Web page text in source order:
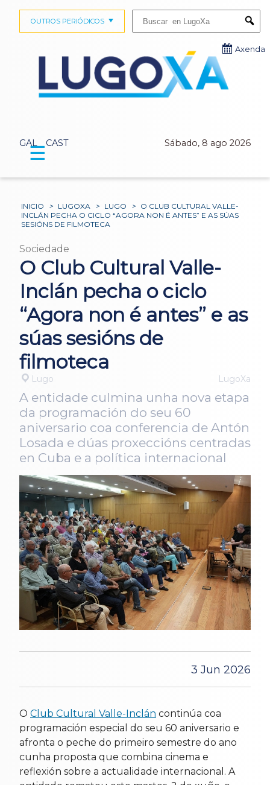
GAL CAST Sábado, 8 ago 2026
OUTROS PERIÓDICOS
Axenda
☰
INICIO > LUGOXA > LUGO > O CLUB CULTURAL VALLE-
INCLÁN PECHA O CICLO “AGORA NON É ANTES” E AS SÚAS
SESIÓNS DE FILMOTECA
Sociedade
O Club Cultural Valle-
Inclán pecha o ciclo
“Agora non é antes” e as
súas sesións de
filmoteca
Lugo LugoXa
A entidade culmina unha nova etapa
da programación do seu 60
aniversario coa conferencia de Antón
Losada e dúas proxeccións centradas
en Cuba e a política internacional
3 Jun 2026
O Club Cultural Valle-Inclán continúa coa
programación especial do seu 60 aniversario e
afronta o peche do primeiro semestre do ano
cunha proposta que combina cinema e
reflexión sobre a actualidade internacional. A